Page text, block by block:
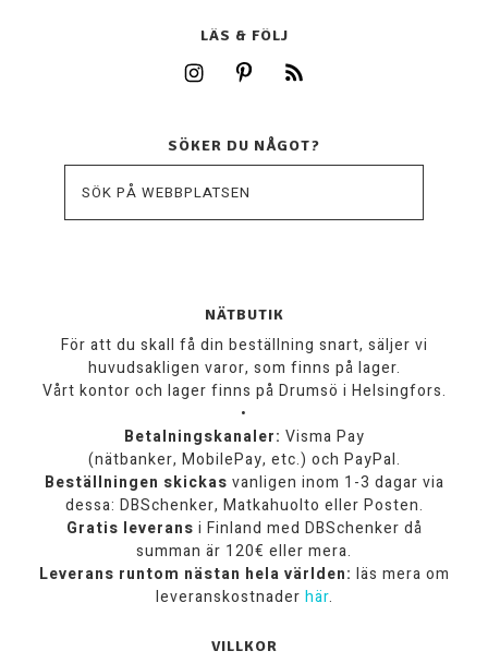
LÄS & FÖLJ
SÖKER DU NÅGOT?
NÄTBUTIK
För att du skall få din beställning snart, säljer vi
huvudsakligen varor, som finns på lager.
Vårt kontor och lager finns på Drumsö i Helsingfors.
•
Betalningskanaler: Visma Pay
(nätbanker, MobilePay, etc.) och PayPal.
Beställningen skickas vanligen inom 1-3 dagar via
dessa: DBSchenker, Matkahuolto eller Posten.
Gratis leverans i Finland med DBSchenker då
summan är 120€ eller mera.
Leverans runtom nästan hela världen: läs mera om
leveranskostnader här.
VILLKOR